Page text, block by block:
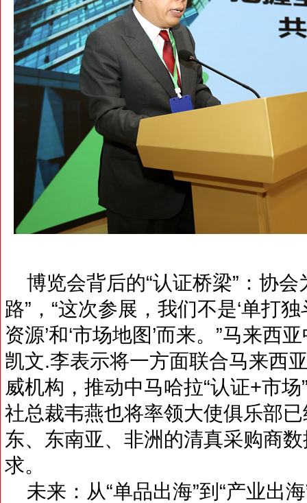
博览会背后的“认证桥梁”：协会
路”，“这次参展，我们不是‘单打
资源’和‘市场地图’而来。”马来西
凯文.李表示将一方面联合马来西
威机构，推动中马哈拉“认证+市
社总裁韦燕也将率领大使俱乐部
东、东南亚、非洲的清真采购商
求。
未来：从“单品出海”到“产业出